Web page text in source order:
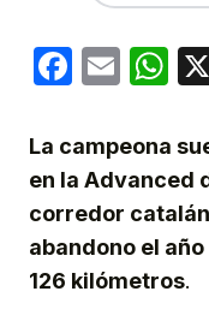
Email
La campeona
en la Advanced
corredor
abandono el
126 kilómetros.